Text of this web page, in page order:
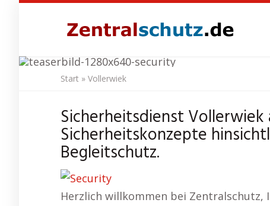
content
Start » Vollerwiek
Sicherheitsdienst
Sicherheitskonzepte
Begleitschutz.
Herzlich willkommen bei